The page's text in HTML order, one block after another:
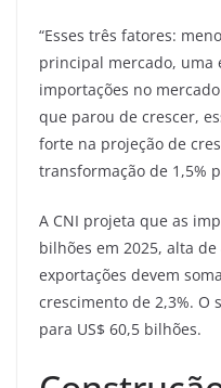
“Esses três fatores:
principal mercado,
importações no
que parou de crescer,
forte na projeção de
transformação de 1,5%
A CNI projeta que as
bilhões em 2025, alta de
exportações devem
crescimento de 2,3%. O
para US$ 60,5 bilhões.